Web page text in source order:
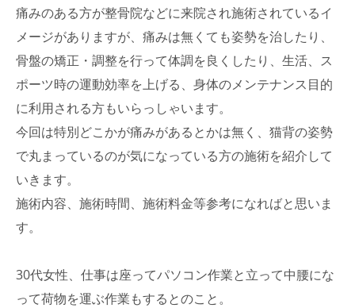
痛みのある方が整骨院などに来院され施術されているイ
メージがありますが、痛みは無くても姿勢を治したり、
骨盤の矯正・調整を行って体調を良くしたり、生活、ス
ポーツ時の運動効率を上げる、身体のメンテナンス目的
に利用される方もいらっしゃいます。
今回は特別どこかが痛みがあるとかは無く、猫背の姿勢
で丸まっているのが気になっている方の施術を紹介して
いきます。
施術内容、施術時間、施術料金等参考になればと思いま
す。
30代女性、仕事は座ってパソコン作業と立って中腰にな
って荷物を運ぶ作業もするとのこと。